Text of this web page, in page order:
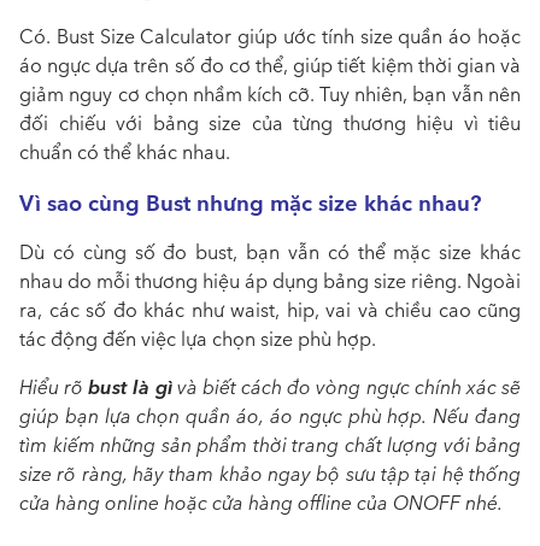
Có. Bust Size Calculator giúp ước tính size quần áo hoặc
áo ngực dựa trên số đo cơ thể, giúp tiết kiệm thời gian và
giảm nguy cơ chọn nhầm kích cỡ. Tuy nhiên, bạn vẫn nên
đối chiếu với bảng size của từng thương hiệu vì tiêu
chuẩn có thể khác nhau.
Vì sao cùng Bust nhưng mặc size khác nhau?
Dù có cùng số đo bust, bạn vẫn có thể mặc size khác
nhau do mỗi thương hiệu áp dụng bảng size riêng. Ngoài
ra, các số đo khác như waist, hip, vai và chiều cao cũng
tác động đến việc lựa chọn size phù hợp.
Hiểu rõbust là gìvà biết cách đo vòng ngực chính xác sẽ
giúp bạn lựa chọn quần áo, áo ngực phù hợp. Nếu đang
tìm kiếm những sản phẩm thời trang chất lượng với bảng
size rõ ràng, hãy tham khảo ngay bộ sưu tập tại hệ thống
cửa hàng online hoặc cửa hàng offline của ONOFF nhé.